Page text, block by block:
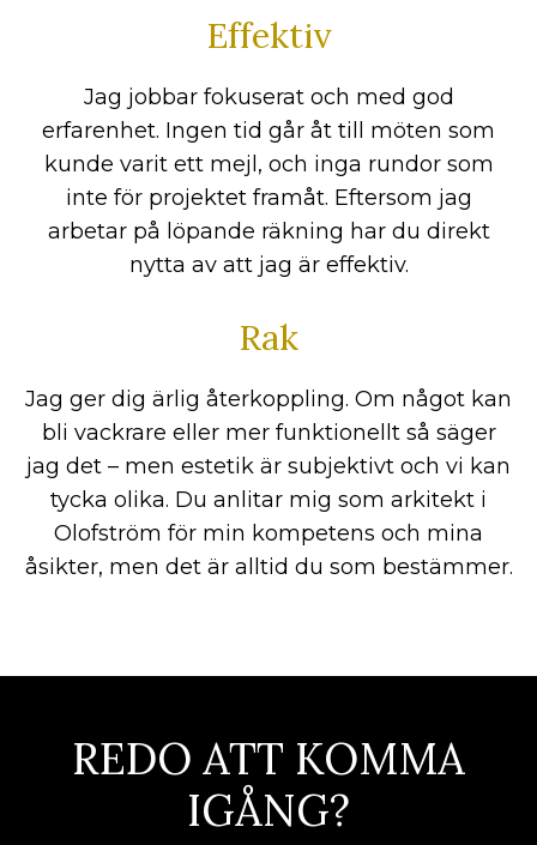
Effektiv
Jag jobbar fokuserat och med god
erfarenhet. Ingen tid går åt till möten som
kunde varit ett mejl, och inga rundor som
inte för projektet framåt. Eftersom jag
arbetar på löpande räkning har du direkt
nytta av att jag är effektiv.
Rak
Jag ger dig ärlig återkoppling. Om något kan
bli vackrare eller mer funktionellt så säger
jag det – men estetik är subjektivt och vi kan
tycka olika. Du anlitar mig som arkitekt i
Olofström för min kompetens och mina
åsikter, men det är alltid du som bestämmer.
REDO ATT KOMMA
IGÅNG?